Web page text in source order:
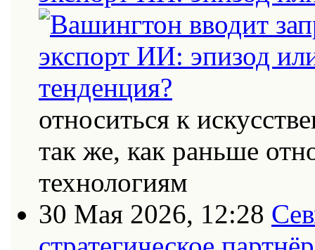
относиться к
так же, как раньше
технологиям
30 Мая 2026, 12:28